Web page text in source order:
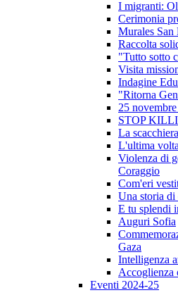
I migranti:
Cerimonia
Murales
Raccolta
"Tutto sotto
Visita
Indagine
"Ritorna
25
STOP
La
L'ultima
Violenza di
Coraggio
Com'eri
Una storia di
E tu splendi
Auguri Sofia
Gaza
Intelligenza
Accoglienza
Eventi 2024-25